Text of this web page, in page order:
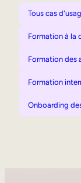
Tous cas
Formation à la
Formation des
Formation
Onboarding